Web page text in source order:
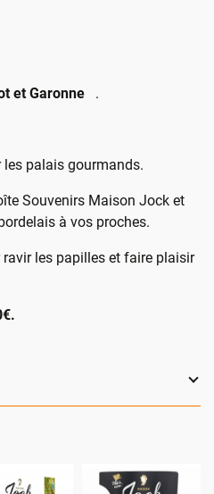
et Garonne .
palais gourmands.
Souvenirs Maison Jock et
à vos proches.
les papilles et faire plaisir